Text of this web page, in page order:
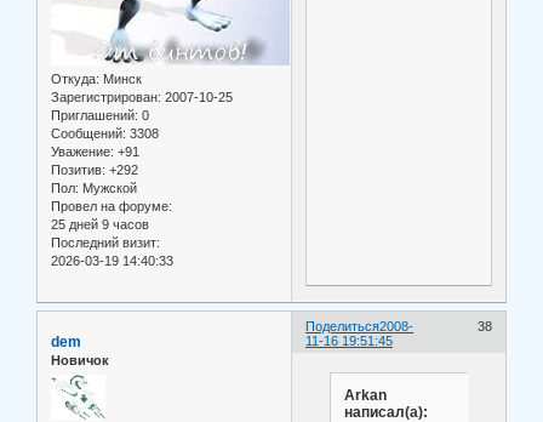
Откуда: Минск
Зарегистрирован: 2007-10-25
Приглашений: 0
Сообщений: 3308
Уважение: +91
Позитив: +292
Пол: Мужской
Провел на форуме:
25 дней 9 часов
Последний визит:
2026-03-19 14:40:33
Поделиться 38
2008-
11-16 19:51:45
dem
Новичок
Arkan
написал(а):